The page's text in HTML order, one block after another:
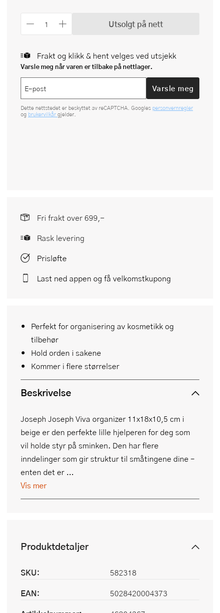
Utsolgt på nett
Frakt og klikk & hent velges ved utsjekk
Varsle meg når varen er tilbake på nettlager.
Varsle meg
Dette nettstedet er beskyttet av reCAPTCHA. Googles personvernregler
og brukervilkår gjelder.
Perfekt for organisering av kosmetikk og
tilbehør
Hold orden i sakene
Kommer i flere størrelser
Beskrivelse
Joseph Joseph Viva organizer 11x18x10,5 cm i
beige er den perfekte lille hjelperen for deg som
vil holde styr på sminken. Den har flere
inndelinger som gir struktur til småtingene dine –
enten det er ...
Vis mer
Fri frakt over 699,-
Rask levering
Prisløfte
Last ned appen og få velkomstkupong
Produktdetaljer
SKU:
582318
EAN:
5028420004373